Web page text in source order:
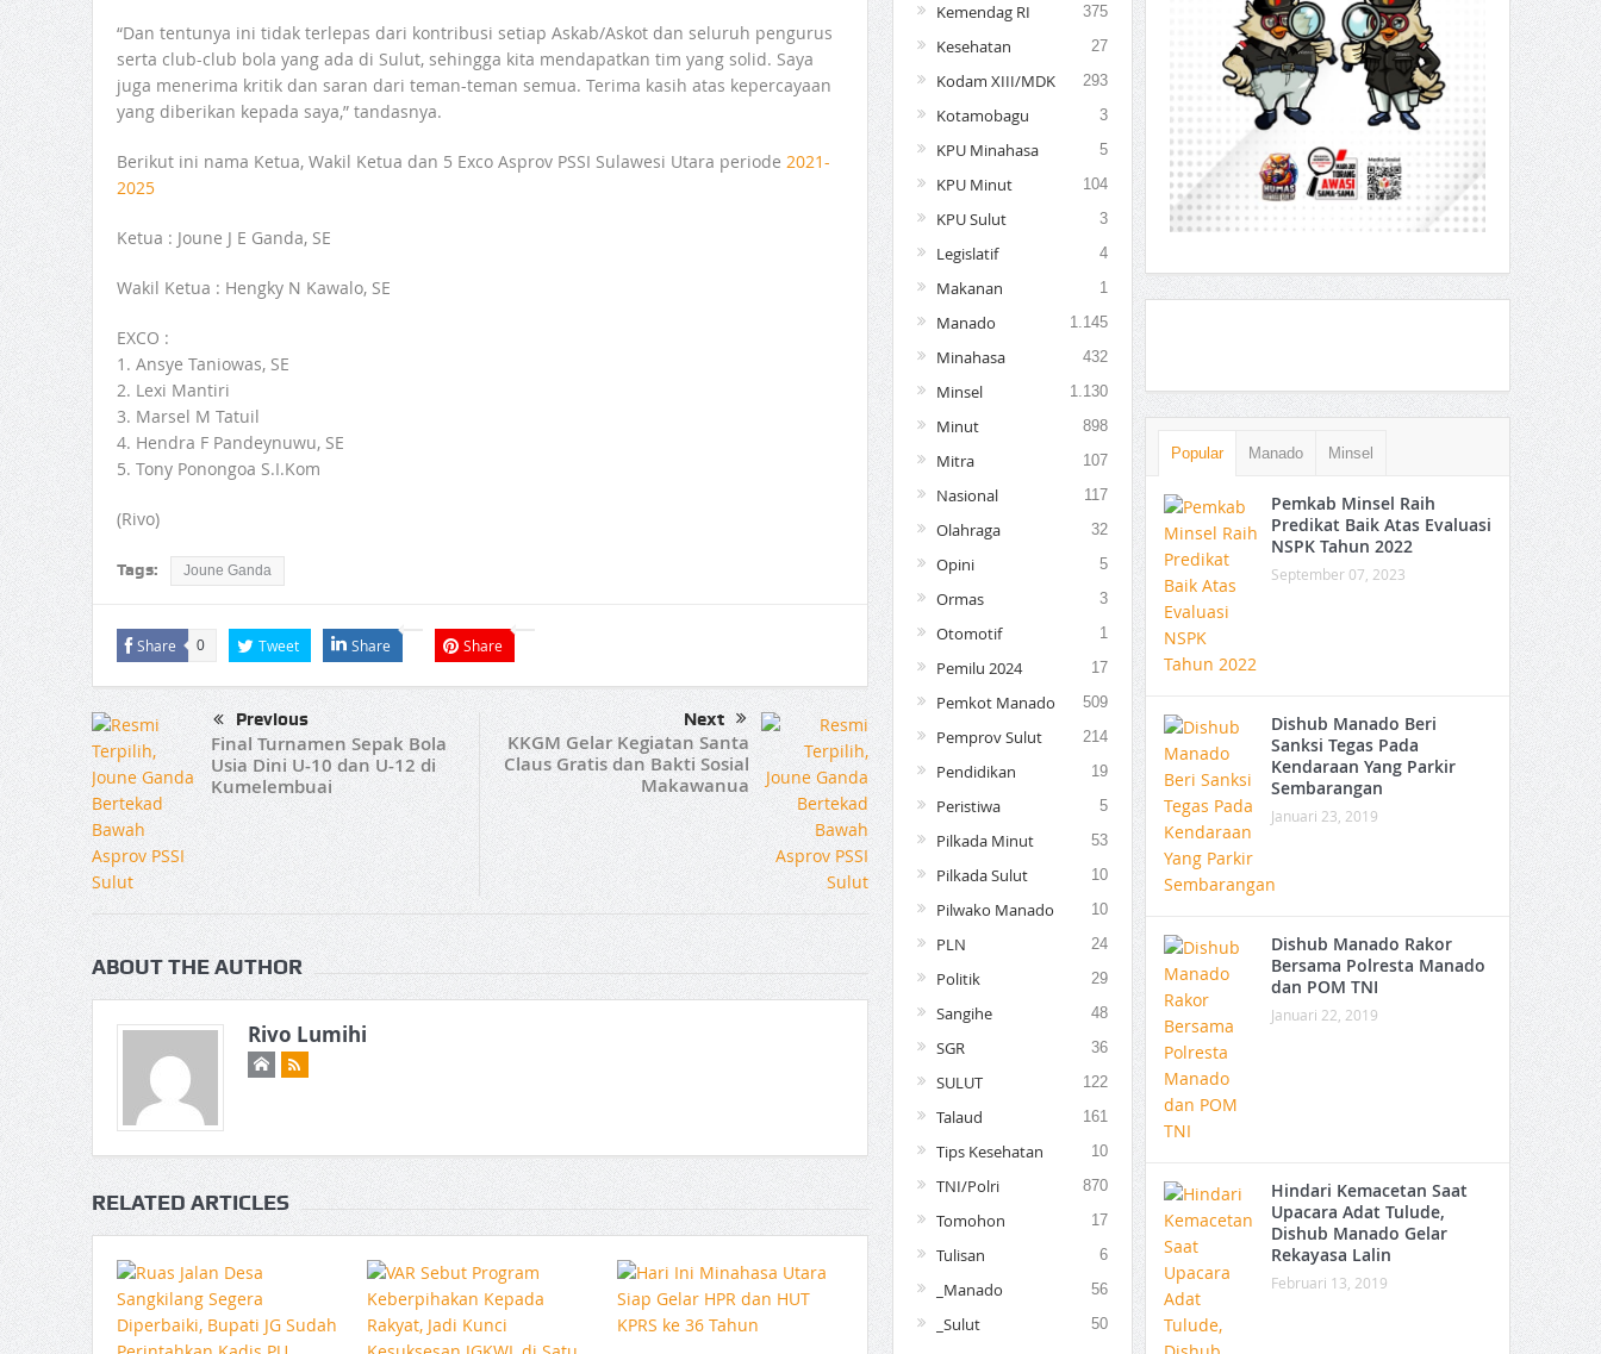
“Dan tentunya ini tidak terlepas dari kontribusi setiap Askab/Askot dan seluruh pengurus
serta club-club bola yang ada di Sulut, sehingga kita mendapatkan tim yang solid. Saya
juga menerima kritik dan saran dari teman-teman semua. Terima kasih atas kepercayaan
yang diberikan kepada saya,” tandasnya.
Berikut ini nama Ketua, Wakil Ketua dan 5 Exco Asprov PSSI Sulawesi Utara periode 2021-
2025
Ketua : Joune J E Ganda, SE
Wakil Ketua : Hengky N Kawalo, SE
EXCO :
1. Ansye Taniowas, SE
2. Lexi Mantiri
3. Marsel M Tatuil
4. Hendra F Pandeynuwu, SE
5. Tony Ponongoa S.I.Kom
(Rivo)
Tags: Joune Ganda
Share 0 Tweet Share Share
Previous
Final Turnamen Sepak Bola
Usia Dini U-10 dan U-12 di
Kumelembuai
Next
KKGM Gelar Kegiatan Santa
Claus Gratis dan Bakti Sosial
Makawanua
ABOUT THE AUTHOR
Rivo Lumihi
RELATED ARTICLES
Kemendag RI 375
Kesehatan 27
Kodam XIII/MDK 293
Kotamobagu 3
KPU Minahasa 5
KPU Minut 104
KPU Sulut 3
Legislatif 4
Makanan 1
Manado 1.145
Minahasa 432
Minsel 1.130
Minut 898
Mitra 107
Nasional 117
Olahraga 32
Opini 5
Ormas 3
Otomotif 1
Pemilu 2024 17
Pemkot Manado 509
Pemprov Sulut 214
Pendidikan 19
Peristiwa 5
Pilkada Minut 53
Pilkada Sulut 10
Pilwako Manado 10
PLN 24
Politik 29
Sangihe 48
SGR 36
SULUT 122
Talaud 161
Tips Kesehatan 10
TNI/Polri 870
Tomohon 17
Tulisan 6
_Manado 56
_Sulut 50
Popular Manado Minsel
Pemkab Minsel Raih
Predikat Baik Atas Evaluasi
NSPK Tahun 2022
September 07, 2023
Dishub Manado Beri
Sanksi Tegas Pada
Kendaraan Yang Parkir
Sembarangan
Januari 23, 2019
Dishub Manado Rakor
Bersama Polresta Manado
dan POM TNI
Januari 22, 2019
Hindari Kemacetan Saat
Upacara Adat Tulude,
Dishub Manado Gelar
Rekayasa Lalin
Februari 13, 2019